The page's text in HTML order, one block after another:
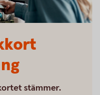
stämmer.